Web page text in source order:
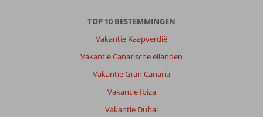
TOP 10 BESTEMMINGEN
Vakantie Kaapverdië
Vakantie Canarische eilanden
Vakantie Gran Canaria
Vakantie Ibiza
Vakantie Dubai